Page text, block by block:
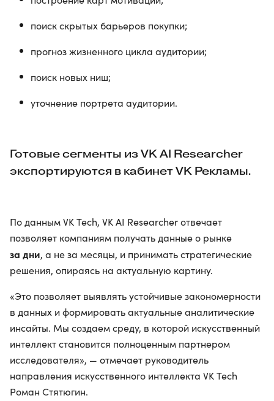
поиск скрытых барьеров покупки;
прогноз жизненного цикла аудитории;
поиск новых ниш;
уточнение портрета аудитории.
Готовые сегменты из VK AI Researcher
экспортируются в кабинет VK Рекламы.
По данным VK Tech, VK AI Researcher отвечает
позволяет компаниям получать данные о рынке
за дни, а не за месяцы, и принимать стратегические
решения, опираясь на актуальную картину.
«Это позволяет выявлять устойчивые закономерности
в данных и формировать актуальные аналитические
инсайты. Мы создаем среду, в которой искусственный
интеллект становится полноценным партнером
исследователя», — отмечает руководитель
направления искусственного интеллекта VK Tech
Роман Стятюгин.